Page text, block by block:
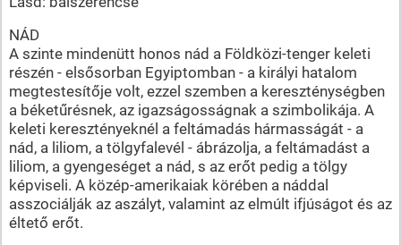
NÁD
A szinte mindenütt honos nád a Földközi-tenger keleti
részén - elsősorban Egyiptomban - a királyi hatalom
megtestesítője volt, ezzel szemben a kereszténységben
a béketűrésnek, az igazságosságnak a szimbolikája. A
keleti keresztényeknél a feltámadás hármasságát - a
nád, a liliom, a tölgyfalevél - ábrázolja, a feltámadást a
liliom, a gyengeséget a nád, s az erőt pedig a tölgy
képviseli. A közép-amerikaiak körében a náddal
asszociálják az aszályt, valamint az elmúlt ifjúságot és az
éltető erőt.